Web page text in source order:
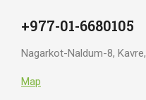
+977-01-6680105
Nagarkot-Naldum-8, Kavre,
Map